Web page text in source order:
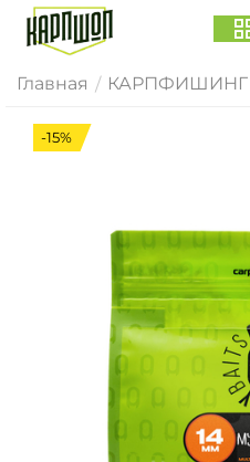
Главная / КАРПФИШИНГ
-15%